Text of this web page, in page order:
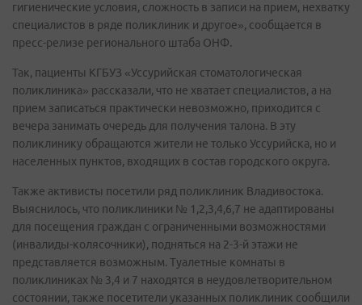
гигиенические условия, сложность в записи на прием, нехватку
специалистов в ряде поликлиник и другое», сообщается в
пресс-релизе регионального штаба ОНФ.
Так, пациенты КГБУЗ «Уссурийская стоматологическая
поликлиника» рассказали, что не хватает специалистов, а на
прием записаться практически невозможно, приходится с
вечера занимать очередь для получения талона. В эту
поликлинику обращаются жители не только Уссурийска, но и
населенных пунктов, входящих в состав городского округа.
Также активисты посетили ряд поликлиник Владивостока.
Выяснилось, что поликлиники № 1,2,3,4,6,7 не адаптированы
для посещения граждан с ограниченными возможностями
(инвалиды-колясочники), подняться на 2-3-й этажи не
представляется возможным. Туалетные комнаты в
поликлиниках № 3,4 и 7 находятся в неудовлетворительном
состоянии, также посетители указанных поликлиник сообщили